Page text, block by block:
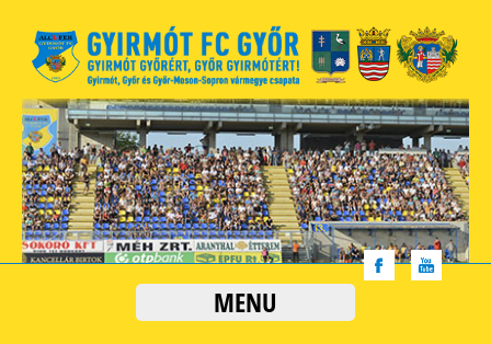
MENU